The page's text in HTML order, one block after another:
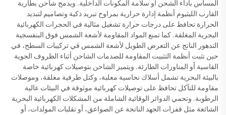
المساس بأداء الشحن أو سلامة المكونات الداخلية. ويدمج شاحن بطارية
القارب الليثيوم أنظمة إدارة حرارية بمراوح تبريد ذكية وتصاميم لتبديد
الحرارة تحافظ على درجات حرارة تشغيل مثالية في الحجرات الكهربائية
البحرية المغلقة. كما تمنع المواد المقاومة لأشعة الشمس فوق البنفسجية
التدهور الناتج عن التعرض الطويل لأشعة الشمس في تركيبات السطح، في
حين تثبت أنظمة التثبيت المقاومة للصدمات الشاحن أثناء الظروف الجوية
القاسية أو المناورات الطارئة. ويتميز الشاحن بتوصيلات كهربائية خاصة
بالبيئة البحرية تشمل أسلاك نحاسية معلبة، وكتل طرفية مغلقة، وموصلات
مقاومة للتآكل تحافظ على توصيلات كهربائية موثوقة في البيئات عالية
الرطوبة. وتحمي الدوائر الوقائية الشاملة من المشكلات الكهربائية البحرية
الشائعة مثل قفزات الجهد الناتجة عن الصواعق، أو تقلبات المولدات، أو